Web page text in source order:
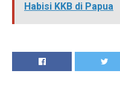
Habisi KKB di Papua